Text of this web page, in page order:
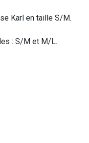
Karl en taille S/M.
: S/M et M/L.